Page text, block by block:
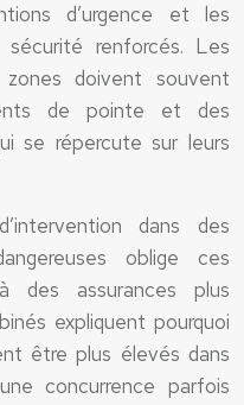
d’urgence et les
renforcés. Les
doivent souvent
de pointe et des
se répercute sur leurs
dans des
oblige ces
des assurances plus
expliquent pourquoi
être plus élevés dans
concurrence parfois